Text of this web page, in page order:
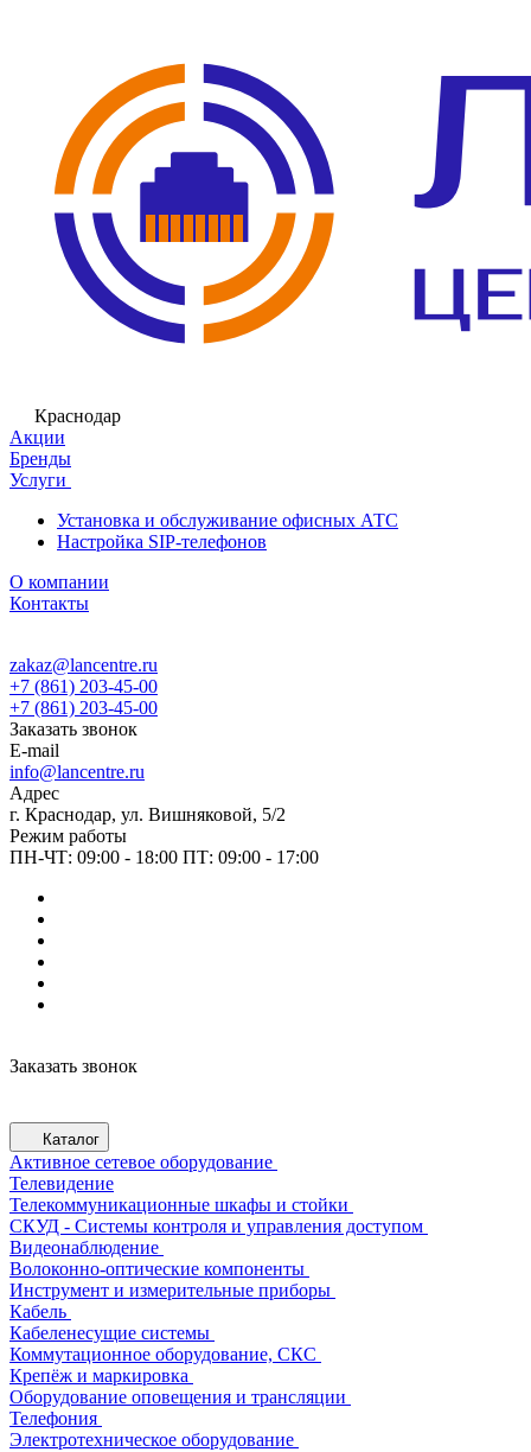
Краснодар
Акции
Бренды
Услуги
Установка и обслуживание офисных АТС
Настройка SIP-телефонов
О компании
Контакты
zakaz@lancentre.ru
+7 (861) 203-45-00
+7 (861) 203-45-00
Заказать звонок
E-mail
info@lancentre.ru
Адрес
г. Краснодар, ул. Вишняковой, 5/2
Режим работы
ПН-ЧТ: 09:00 - 18:00 ПТ: 09:00 - 17:00
Заказать звонок
Каталог
Активное сетевое оборудование
Телевидение
Телекоммуникационные шкафы и стойки
СКУД - Системы контроля и управления доступом
Видеонаблюдение
Волоконно-оптические компоненты
Инструмент и измерительные приборы
Кабель
Кабеленесущие системы
Коммутационное оборудование, СКС
Крепёж и маркировка
Оборудование оповещения и трансляции
Телефония
Электротехническое оборудование